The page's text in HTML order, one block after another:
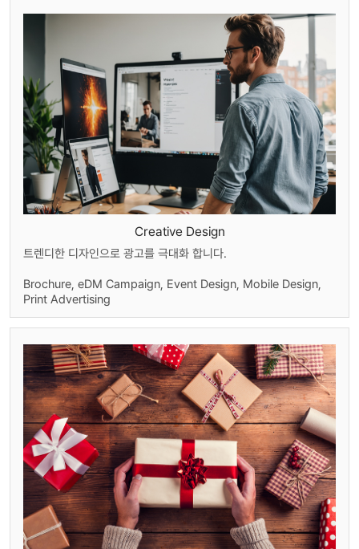
Creative Design
트렌디한 디자인으로 광고를 극대화 합니다.
Brochure, eDM Campaign, Event Design, Mobile Design,
Print Advertising